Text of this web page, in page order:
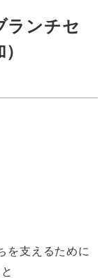
ランチセ
を支えるために